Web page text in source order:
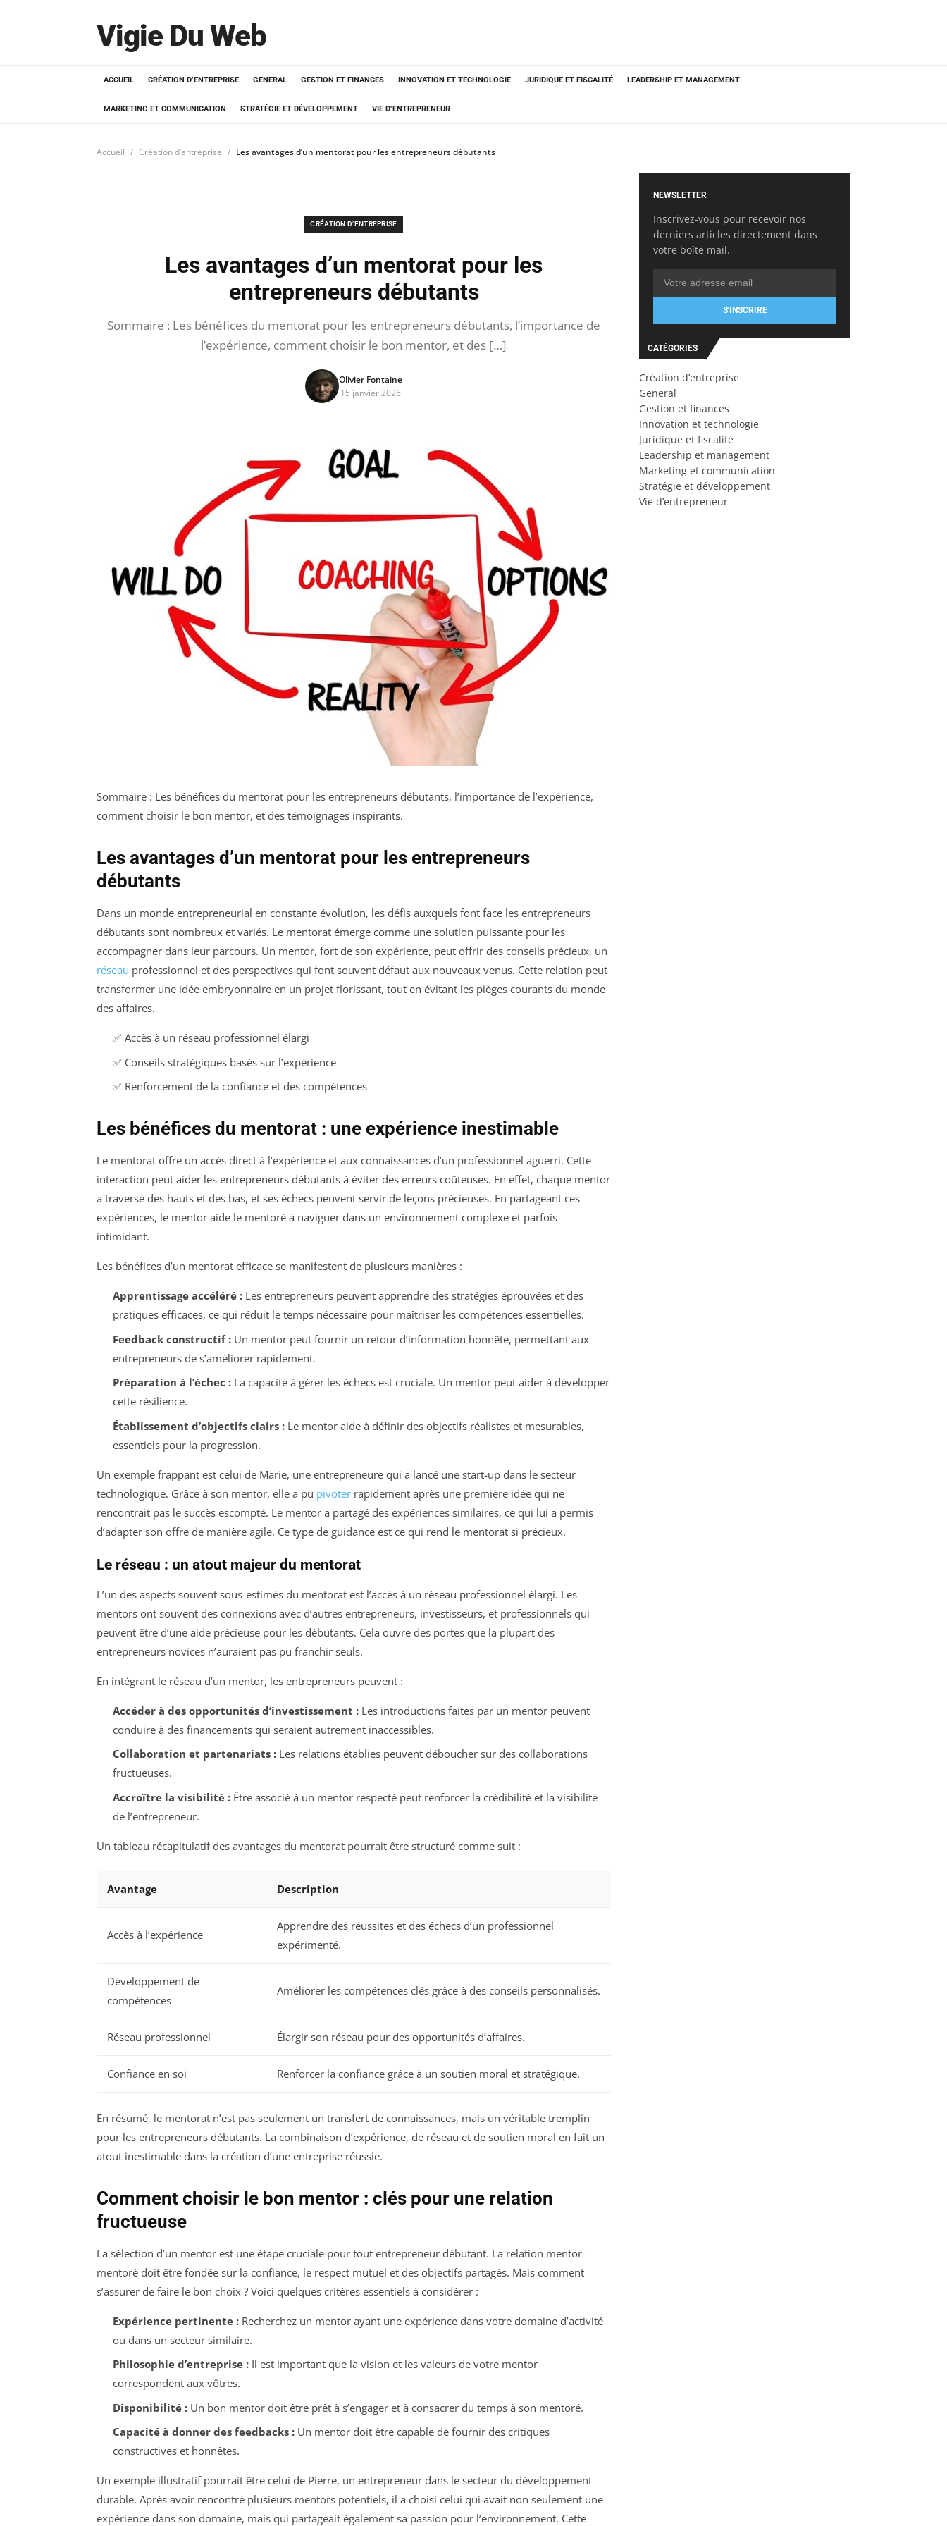
Vigie Du Web
ACCUEIL CRÉATION D’ENTREPRISE GENERAL GESTION ET FINANCES INNOVATION ET TECHNOLOGIE JURIDIQUE ET FISCALITÉ LEADERSHIP ET MANAGEMENT
MARKETING ET COMMUNICATION STRATÉGIE ET DÉVELOPPEMENT VIE D’ENTREPRENEUR
Accueil Création d’entreprise Les avantages d’un mentorat pour les entrepreneurs débutants
CRÉATION D’ENTREPRISE
Les avantages d’un mentorat pour les
entrepreneurs débutants
Sommaire : Les bénéfices du mentorat pour les entrepreneurs débutants, l’importance de
l’expérience, comment choisir le bon mentor, et des […]
Olivier Fontaine
15 janvier 2026
Sommaire : Les bénéfices du mentorat pour les entrepreneurs débutants, l’importance de l’expérience,
comment choisir le bon mentor, et des témoignages inspirants.
Les avantages d’un mentorat pour les entrepreneurs
débutants
Dans un monde entrepreneurial en constante évolution, les défis auxquels font face les entrepreneurs
débutants sont nombreux et variés. Le mentorat émerge comme une solution puissante pour les
accompagner dans leur parcours. Un mentor, fort de son expérience, peut offrir des conseils précieux, un
réseau professionnel et des perspectives qui font souvent défaut aux nouveaux venus. Cette relation peut
transformer une idée embryonnaire en un projet florissant, tout en évitant les pièges courants du monde
des affaires.
✅ Accès à un réseau professionnel élargi
✅ Conseils stratégiques basés sur l’expérience
✅ Renforcement de la confiance et des compétences
Les bénéfices du mentorat : une expérience inestimable
Le mentorat offre un accès direct à l’expérience et aux connaissances d’un professionnel aguerri. Cette
interaction peut aider les entrepreneurs débutants à éviter des erreurs coûteuses. En effet, chaque mentor
a traversé des hauts et des bas, et ses échecs peuvent servir de leçons précieuses. En partageant ces
expériences, le mentor aide le mentoré à naviguer dans un environnement complexe et parfois
intimidant.
Les bénéfices d’un mentorat efficace se manifestent de plusieurs manières :
Apprentissage accéléré :Les entrepreneurs peuvent apprendre des stratégies éprouvées et des
pratiques efficaces, ce qui réduit le temps nécessaire pour maîtriser les compétences essentielles.
Feedback constructif :Un mentor peut fournir un retour d’information honnête, permettant aux
entrepreneurs de s’améliorer rapidement.
Préparation à l’échec :La capacité à gérer les échecs est cruciale. Un mentor peut aider à développer
cette résilience.
Établissement d’objectifs clairs :Le mentor aide à définir des objectifs réalistes et mesurables,
essentiels pour la progression.
Un exemple frappant est celui de Marie, une entrepreneure qui a lancé une start-up dans le secteur
technologique. Grâce à son mentor, elle a pu pivoter rapidement après une première idée qui ne
rencontrait pas le succès escompté. Le mentor a partagé des expériences similaires, ce qui lui a permis
d’adapter son offre de manière agile. Ce type de guidance est ce qui rend le mentorat si précieux.
Le réseau : un atout majeur du mentorat
L’un des aspects souvent sous-estimés du mentorat est l’accès à un réseau professionnel élargi. Les
mentors ont souvent des connexions avec d’autres entrepreneurs, investisseurs, et professionnels qui
peuvent être d’une aide précieuse pour les débutants. Cela ouvre des portes que la plupart des
entrepreneurs novices n’auraient pas pu franchir seuls.
En intégrant le réseau d’un mentor, les entrepreneurs peuvent :
Accéder à des opportunités d’investissement :Les introductions faites par un mentor peuvent
conduire à des financements qui seraient autrement inaccessibles.
Collaboration et partenariats :Les relations établies peuvent déboucher sur des collaborations
fructueuses.
Accroître la visibilité :Être associé à un mentor respecté peut renforcer la crédibilité et la visibilité
de l’entrepreneur.
Un tableau récapitulatif des avantages du mentorat pourrait être structuré comme suit :
Avantage Description
Accès à l’expérience
Apprendre des réussites et des échecs d’un professionnel
expérimenté.
Développement de
compétences
Améliorer les compétences clés grâce à des conseils personnalisés.
Réseau professionnel Élargir son réseau pour des opportunités d’affaires.
Confiance en soi Renforcer la confiance grâce à un soutien moral et stratégique.
En résumé, le mentorat n’est pas seulement un transfert de connaissances, mais un véritable tremplin
pour les entrepreneurs débutants. La combinaison d’expérience, de réseau et de soutien moral en fait un
atout inestimable dans la création d’une entreprise réussie.
Comment choisir le bon mentor : clés pour une relation
fructueuse
La sélection d’un mentor est une étape cruciale pour tout entrepreneur débutant. La relation mentor-
mentoré doit être fondée sur la confiance, le respect mutuel et des objectifs partagés. Mais comment
s’assurer de faire le bon choix ? Voici quelques critères essentiels à considérer :
Expérience pertinente :Recherchez un mentor ayant une expérience dans votre domaine d’activité
ou dans un secteur similaire.
Philosophie d’entreprise :Il est important que la vision et les valeurs de votre mentor
correspondent aux vôtres.
Disponibilité :Un bon mentor doit être prêt à s’engager et à consacrer du temps à son mentoré.
Capacité à donner des feedbacks :Un mentor doit être capable de fournir des critiques
constructives et honnêtes.
Un exemple illustratif pourrait être celui de Pierre, un entrepreneur dans le secteur du développement
durable. Après avoir rencontré plusieurs mentors potentiels, il a choisi celui qui avait non seulement une
expérience dans son domaine, mais qui partageait également sa passion pour l’environnement. Cette
NEWSLETTER
Inscrivez-vous pour recevoir nos
derniers articles directement dans
votre boîte mail.
S'INSCRIRE
CATÉGORIES
Création d’entreprise
General
Gestion et finances
Innovation et technologie
Juridique et fiscalité
Leadership et management
Marketing et communication
Stratégie et développement
Vie d’entrepreneur